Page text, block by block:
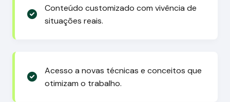
Conteúdo customizado com vivência de
situações reais.
Acesso a novas técnicas e conceitos que
otimizam o trabalho.